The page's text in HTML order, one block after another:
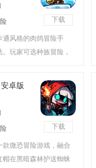
下载
通风格的肉鸽冒险手
玩家可选种族冒险，
，体验轻松又有深度。
下载
卓版
款微恐冒险游戏，融合
在黑暗森林护送蜘蛛